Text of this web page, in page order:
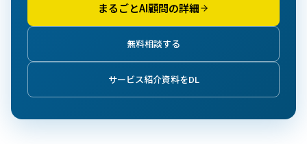
まるごとAI顧問の詳細
無料相談する
サービス紹介資料をDL